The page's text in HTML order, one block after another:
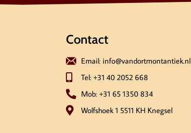
Contact
Email: info@vandortmontantiek.nl
Tel: +31 40 2052 668
Mob: +31 65 1350 834
Wolfshoek 1 5511 KH Knegsel